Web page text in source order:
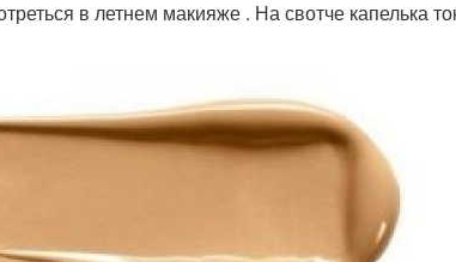
в летнем макияже . На свотче капелька